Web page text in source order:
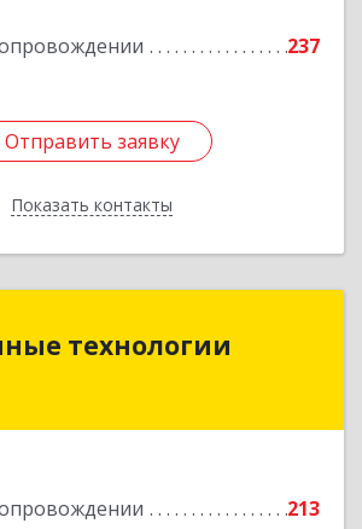
237
Отправить заявку
Показать контакты
Подробнее
Отправить заявку
Назад
технологии
213
обл, Красногорский р-н,